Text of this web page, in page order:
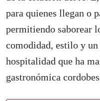
para quienes llegan o
permitiendo saborear
comodidad, estilo y
hospitalidad que ha
gastronómica